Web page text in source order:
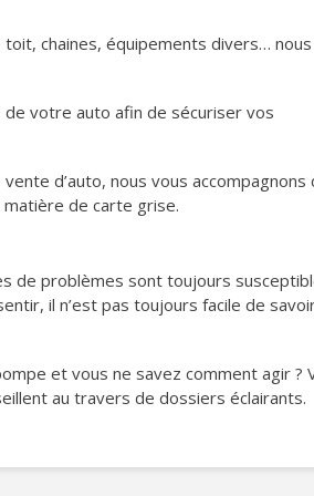
chaines, équipements divers…
votre auto afin de sécuriser vos
d’auto, nous vous accompagnons
de carte grise.
de problèmes sont toujours
il n’est pas toujours facile de
et vous ne savez comment agir ?
au travers de dossiers éclairants.